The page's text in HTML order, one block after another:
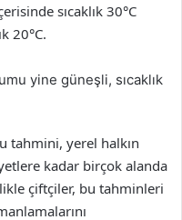
sıcaklık 30°C
20°C.
yine güneşli, sıcaklık
tahmini, yerel halkın
kadar birçok alanda
çiftçiler, bu tahminleri